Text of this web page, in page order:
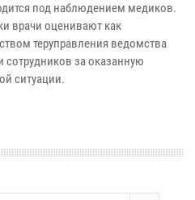
под наблюдением медиков.
врачи оценивают как
теруправления ведомства
за оказанную
ситуации.